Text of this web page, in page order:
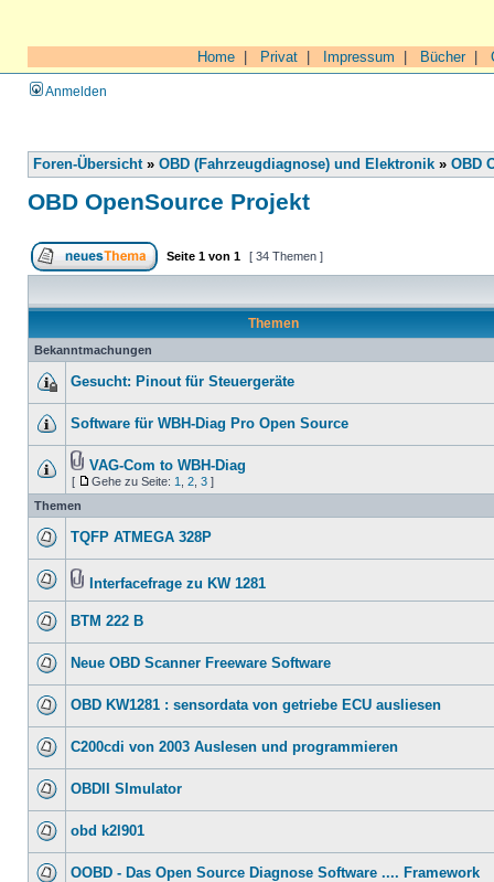
Home Privat Impressum Bücher|
Anmelden
Foren-Übersicht» OBD (Fahrzeugdiagnose) und Elektronik » OBD
OBD OpenSource Projekt
Seite 1 von 1 [ 34 Themen ]
Themen
Bekanntmachungen
Gesucht: Pinout für Steuergeräte
Software für WBH-Diag Pro Open Source
VAG-Com to WBH-Diag
[ Gehe zu Seite: 1 2 3 ]
Themen
TQFP ATMEGA 328P
Interfacefrage zu KW 1281
BTM 222 B
Neue OBD Scanner Freeware Software
OBD KW1281 : sensordata von getriebe ECU ausliesen
C200cdi von 2003 Auslesen und programmieren
OBDII SImulator
obd k2l901
OOBD - Das Open Source Diagnose Software .... Framework